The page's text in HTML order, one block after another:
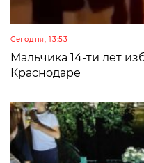
Сегодня, 13:53
Мальчика 14-ти лет
Краснодаре